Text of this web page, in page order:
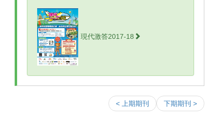
現代激答2017-18
下期期刊 >
< 上期期刊